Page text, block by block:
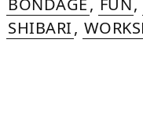
BONDAGE, FUN,
SHIBARI,